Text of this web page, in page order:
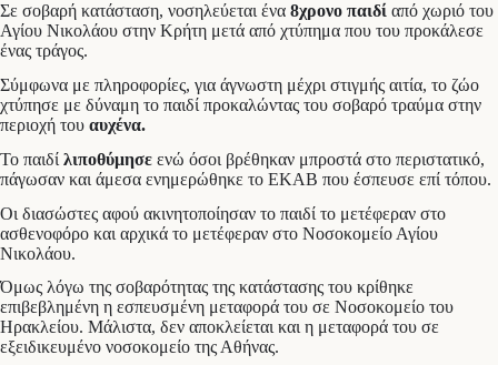
Σε σοβαρή κατάσταση, νοσηλεύεται ένα 8χρονο παιδί από χωριό του
Αγίου Νικολάου στην Κρήτη μετά από χτύπημα που του προκάλεσε
ένας τράγος.
Σύμφωνα με πληροφορίες, για άγνωστη μέχρι στιγμής αιτία, το ζώο
χτύπησε με δύναμη το παιδί προκαλώντας του σοβαρό τραύμα στην
περιοχή του αυχένα.
Το παιδί λιποθύμησε ενώ όσοι βρέθηκαν μπροστά στο περιστατικό,
πάγωσαν και άμεσα ενημερώθηκε το ΕΚΑΒ που έσπευσε επί τόπου.
Οι διασώστες αφού ακινητοποίησαν το παιδί το μετέφεραν στο
ασθενοφόρο και αρχικά το μετέφεραν στο Νοσοκομείο Αγίου
Νικολάου.
Όμως λόγω της σοβαρότητας της κατάστασης του κρίθηκε
επιβεβλημένη η εσπευσμένη μεταφορά του σε Νοσοκομείο του
Ηρακλείου. Μάλιστα, δεν αποκλείεται και η μεταφορά του σε
εξειδικευμένο νοσοκομείο της Αθήνας.